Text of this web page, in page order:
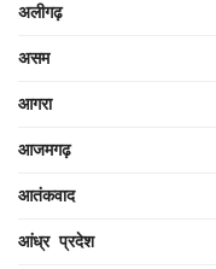
अलीगढ़
असम
आगरा
आजमगढ़
आतंकवाद
आंध्र प्रदेश